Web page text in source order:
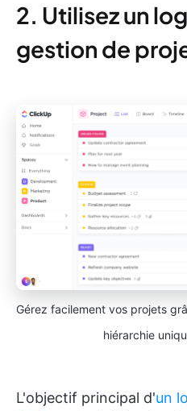
2. Utilisez un
gestion de
Gérez facilement vos projets
hiérarchie
L'objectif principal d'un